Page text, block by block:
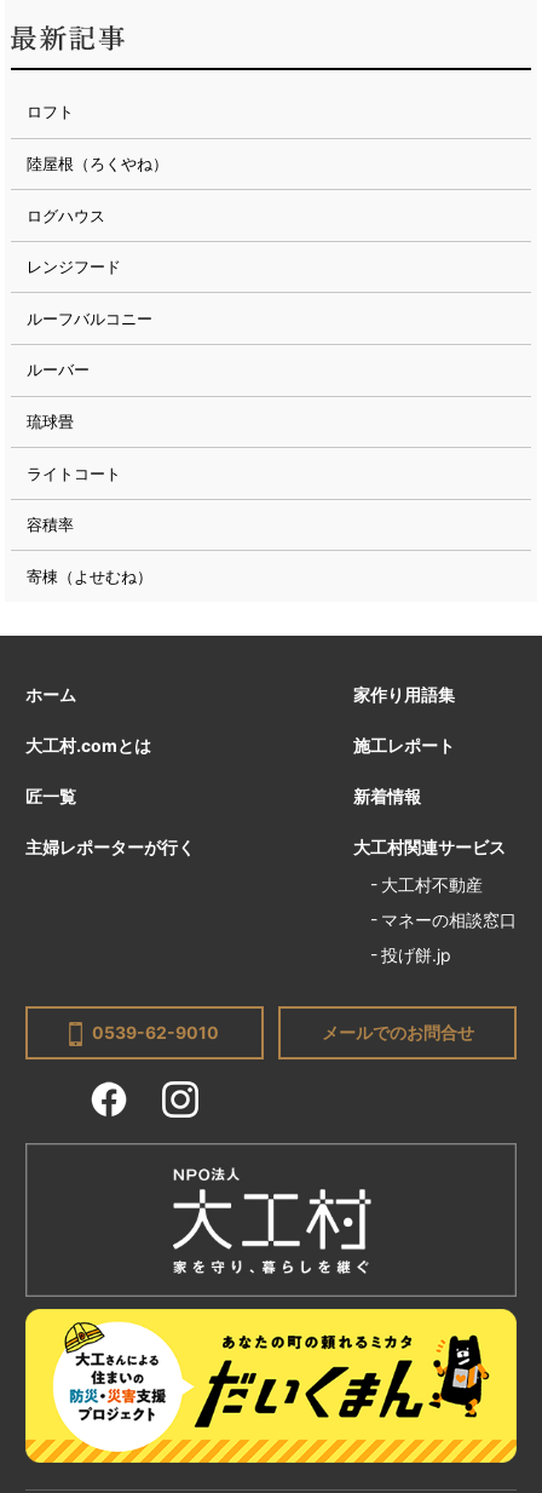
ロフト
陸屋根（ろくやね）
ログハウス
レンジフード
ルーフバルコニー
ルーバー
琉球畳
ライトコート
容積率
寄棟（よせむね）
ホーム
大工村.comとは
匠一覧
主婦レポーターが行く
家作り用語集
施工レポート
新着情報
大工村関連サービス
大工村不動産
マネーの相談窓口
投げ餅.jp
0539-62-9010 メールでのお問合せ